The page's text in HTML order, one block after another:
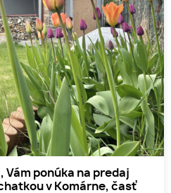
Vám ponúka na predaj
v Komárne, časť